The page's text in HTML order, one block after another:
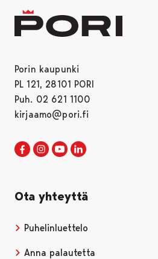
Porin kaupunki
PL 121, 28101 PORI
Puh. 02 621 1100
kirjaamo@pori.fi
Porin kaupunki Facebookissa
Avautuu uudessa välilehdessä
Porin kaupunki
Avautuu uudessa
Porin kaupunki
Avautuu uudessa
Ota yhteyttä
Puhelinluettelo
Anna palautetta